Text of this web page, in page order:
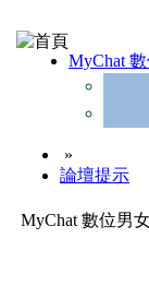
MyChat
»
論壇提示
MyChat 數位男